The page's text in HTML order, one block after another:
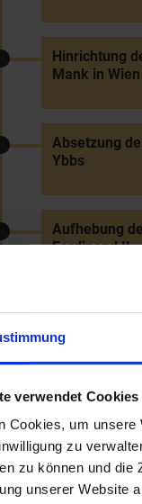
verwendet Cookies
Cookies, um
zu
zu können und
unserer Website
Hinrichtung
Mank in Wien
Absetzung
Ybbs
Aufhebung
Ferdinand II.
Stiftung des
Maximilian
Verhaftung